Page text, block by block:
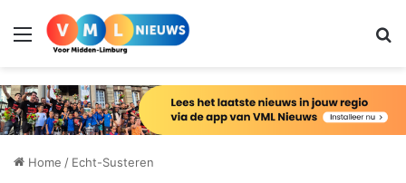
Menu
Home / Echt-Susteren